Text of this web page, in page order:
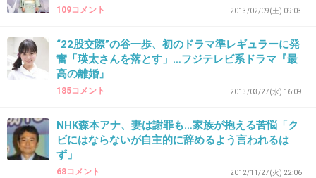
出典：exile.jp
+30 -0
2013/02/11(月) 12:50:30
うわー。裏がドロドロしてる映画なんて見たくないです
+7 -0
109コメント 2013/02/09(土) 09:03
“22股交際”の谷一歩、初のドラマ準レギュラーに発
奮「瑛太さんを落とす」…フジテレビ系ドラマ『最
高の離婚』
185コメント 2013/03/27(水) 16:09
NHK森本アナ、妻は謝罪も…家族が抱える苦悩「ク
ビにはならないが自主的に辞めるよう言われるは
ず」
68コメント 2012/11/27(火) 22:06